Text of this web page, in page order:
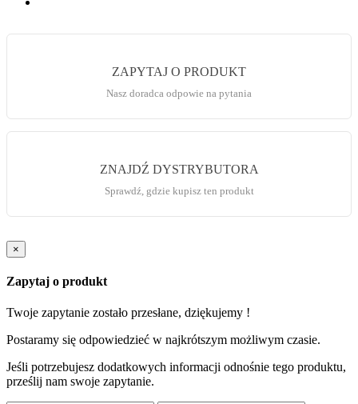
ZAPYTAJ O PRODUKT
Nasz doradca odpowie na pytania
ZNAJDŹ DYSTRYBUTORA
Sprawdź, gdzie kupisz ten produkt
×
Zapytaj o produkt
Twoje zapytanie zostało przesłane, dziękujemy !
Postaramy się odpowiedzieć w najkrótszym możliwym czasie.
Jeśli potrzebujesz dodatkowych informacji odnośnie tego produktu,
prześlij nam swoje zapytanie.